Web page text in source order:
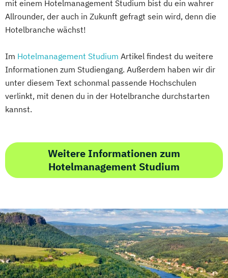
mit einem Hotelmanagement Studium bist du ein wahrer
Allrounder, der auch in Zukunft gefragt sein wird, denn die
Hotelbranche wächst!
Im Hotelmanagement Studium Artikel findest du weitere
Informationen zum Studiengang. Außerdem haben wir dir
unter diesem Text schonmal passende Hochschulen
verlinkt, mit denen du in der Hotelbranche durchstarten
kannst.
Weitere Informationen zum
Hotelmanagement Studium